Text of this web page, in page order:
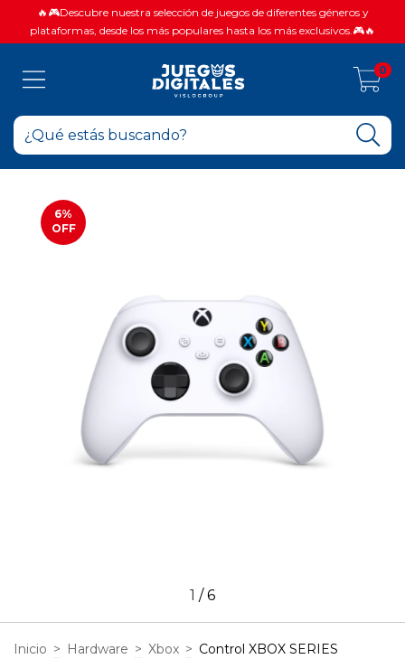
🔥🎮Descubre nuestra selección de juegos de diferentes géneros y
plataformas, desde los más populares hasta los más exclusivos.🎮🔥
0
6%
OFF
1 /6
Inicio > Hardware > Xbox > Control XBOX SERIES